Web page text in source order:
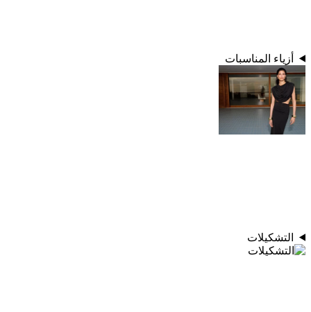
أزياء المناسبات
التشكيلات